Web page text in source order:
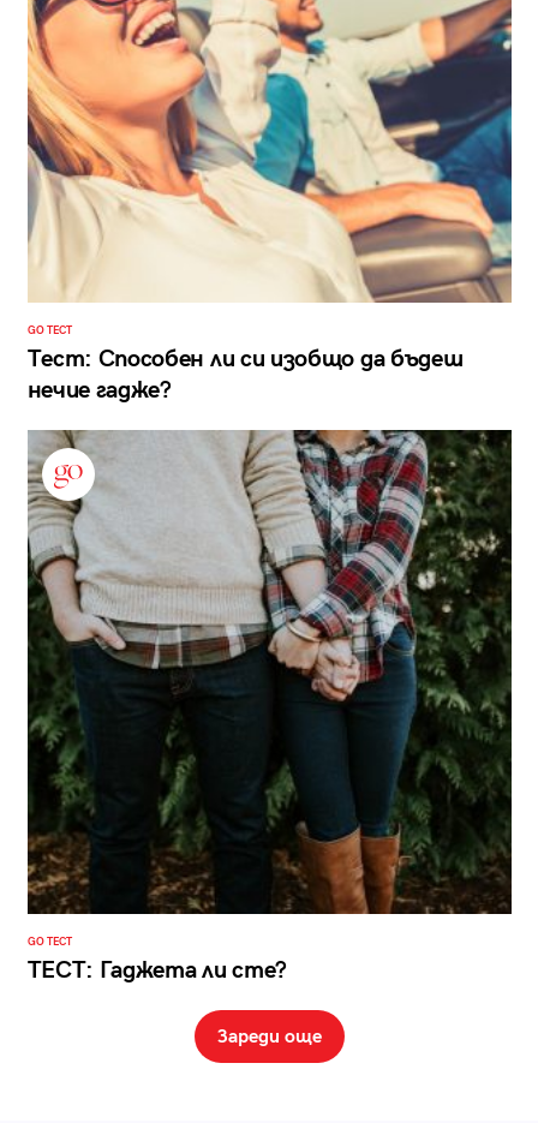
GO ТЕСТ
Тест: Способен ли си изобщо да бъдеш
нечие гадже?
GO ТЕСТ
ТЕСТ: Гаджета ли сте?
Зареди още